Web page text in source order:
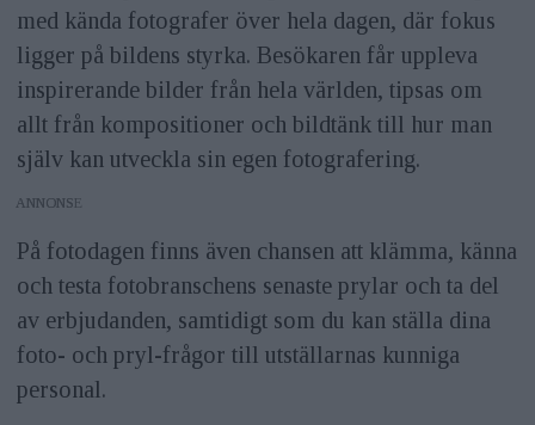
med kända fotografer över hela dagen, där fokus
ligger på bildens styrka. Besökaren får uppleva
inspirerande bilder från hela världen, tipsas om
allt från kompositioner och bildtänk till hur man
själv kan utveckla sin egen fotografering.
ANNONS
På fotodagen finns även chansen att klämma, känna
och testa fotobranschens senaste prylar och ta del
av erbjudanden, samtidigt som du kan ställa dina
foto- och pryl-frågor till utställarnas kunniga
personal.